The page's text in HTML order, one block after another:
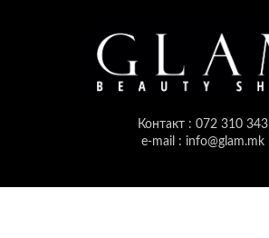
Контакт : 072 310 343
e-mail : info@glam.mk